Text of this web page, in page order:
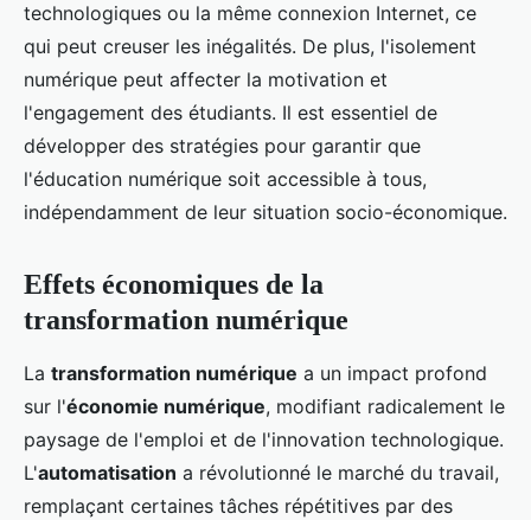
technologiques ou la même connexion Internet, ce
qui peut creuser les inégalités. De plus, l'isolement
numérique peut affecter la motivation et
l'engagement des étudiants. Il est essentiel de
développer des stratégies pour garantir que
l'éducation numérique soit accessible à tous,
indépendamment de leur situation socio-économique.
Effets économiques de la
transformation numérique
La transformation numérique a un impact profond
sur l'économie numérique, modifiant radicalement le
paysage de l'emploi et de l'innovation technologique.
L'automatisation a révolutionné le marché du travail,
remplaçant certaines tâches répétitives par des